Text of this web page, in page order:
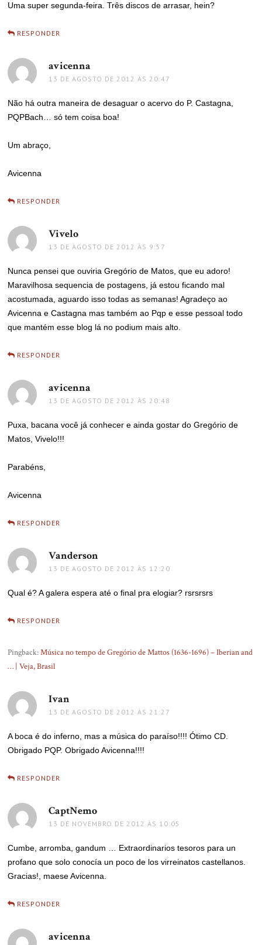
Uma super segunda-feira. Três discos de arrasar, hein?
RESPONDER
avicenna
13 DE AGOSTO DE 2012 ÀS 20:47
Não há outra maneira de desaguar o acervo do P. Castagna,
PQPBach… só tem coisa boa!
Um abraço,
Avicenna
RESPONDER
Vivelo
13 DE AGOSTO DE 2012 ÀS 9:57
Nunca pensei que ouviria Gregório de Matos, que eu adoro!
Maravilhosa sequencia de postagens, já estou ficando mal
acostumada, aguardo isso todas as semanas! Agradeço ao
Avicenna e Castagna mas também ao Pqp e esse pessoal todo
que mantém esse blog lá no podium mais alto.
RESPONDER
avicenna
13 DE AGOSTO DE 2012 ÀS 20:48
Puxa, bacana você já conhecer e ainda gostar do Gregório de
Matos, Vivelo!!!
Parabéns,
Avicenna
RESPONDER
Vanderson
13 DE AGOSTO DE 2012 ÀS 12:20
Qual é? A galera espera até o final pra elogiar? rsrsrsrs
RESPONDER
Pingback:Música no tempo de Gregório de Mattos (1636-1696) – Iberian and
… | Veja, Brasil
Ivan
13 DE AGOSTO DE 2012 ÀS 21:27
A boca é do inferno, mas a música do paraíso!!!! Ótimo CD.
Obrigado PQP. Obrigado Avicenna!!!!
RESPONDER
CaptNemo
13 DE NOVEMBRO DE 2012 ÀS 10:05
Cumbe, arromba, gandum … Extraordinarios tesoros para un
profano que solo conocía un poco de los virreinatos castellanos.
Gracias!, maese Avicenna.
RESPONDER
avicenna